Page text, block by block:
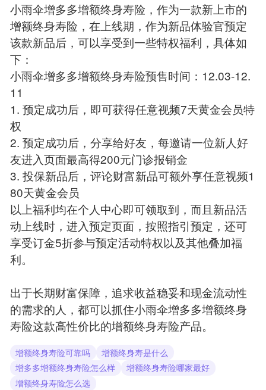
小雨伞增多多增额终身寿险，作为一款新上市的
增额终身寿险，在上线期，作为新品体验官预定
该款新品后，可以享受到一些特权福利，具体如
下：
小雨伞增多多增额终身寿险预售时间：12.03-12.
11
1. 预定成功后，即可获得任意视频7天黄金会员特
权
2. 预定成功后，分享给好友，每邀请一位新人好
友进入页面最高得200元门诊报销金
3. 投保新品后，评论财富新品可额外享任意视频1
80天黄金会员
以上福利均在个人中心即可领取到，而且新品活
动上线时，进入预定页面，按照指引预定，还可
享受订金5折参与预定活动特权以及其他叠加福
利。
出于长期财富保障，追求收益稳妥和现金流动性
的需求的人，都可以抓住小雨伞增多多增额终身
寿险这款高性价比的增额终身寿险产品。
增额终身寿险可靠吗
增额终身寿是什么
增多多增额终身寿险怎么样
增额终身寿险哪家最好
增额终身寿险怎么选